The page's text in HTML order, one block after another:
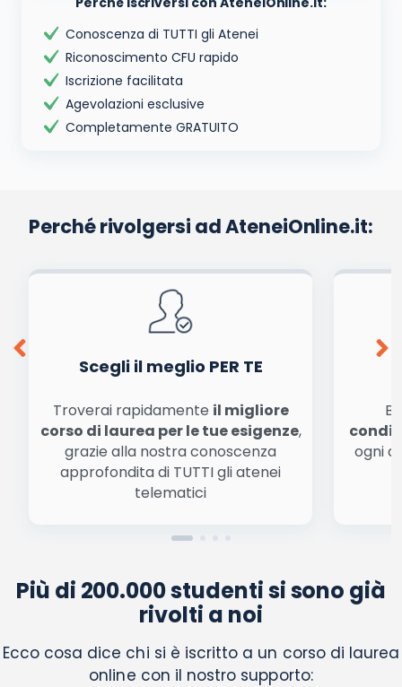
Conoscenza di TUTTI gli Atenei
Riconoscimento CFU rapido
Iscrizione facilitata
Agevolazioni esclusive
Completamente GRATUITO
Perché rivolgersi ad AteneiOnline.it:
Scegli il meglio PER TE
Troverai rapidamente il migliore
corso di laurea per le tue esigenze,
grazie alla nostra conoscenza
approfondita di TUTTI gli atenei
telematici
ogni
Più di 200.000 studenti si sono già
rivolti a noi
Ecco cosa dice chi si è iscritto a un corso di laurea
online con il nostro supporto: